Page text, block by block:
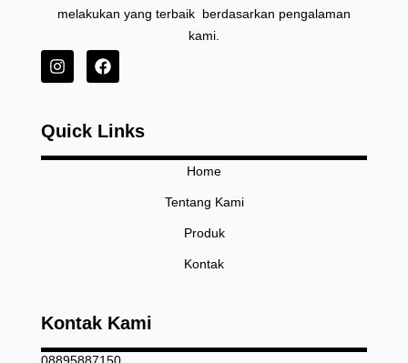
melakukan yang terbaik berdasarkan pengalaman
kami.
I
t
a
g
F
e
b
o
Quick Links
Home
Tentang Kami
Produk
Kontak
Kontak Kami